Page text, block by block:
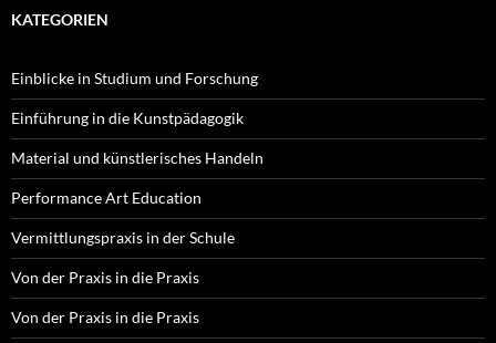
KATEGORIEN
Einblicke in Studium und Forschung
Einführung in die Kunstpädagogik
Material und künstlerisches Handeln
Performance Art Education
Vermittlungspraxis in der Schule
Von der Praxis in die Praxis
Von der Praxis in die Praxis